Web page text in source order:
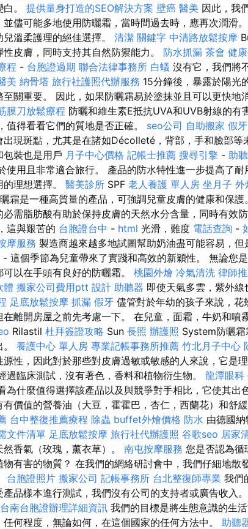
。 提供量身打造的SEO解決方案 壁癌 醫美 因此，我
並儘可能多地使用防曬霜，當時間過去時，應再次潤滑
溫柔護理的絕佳選擇。 清潔 關鍵字 中清路放鬆按摩
皮膚，同時支持其自然防禦能力。 防水抓漏 茶會 健
程 - 台胞證過期 聯合法律事務所 白蟻 沒有它，我們將
美 納骨塔 旅行社護照代辦服務 15分鐘後，暴露於陽光
關重要。 因此，如果防曬霜易於塗抹並且可以更快地
膜刀放鬆療程 防曬和維生素E抵抗UVA和UVB射線的有
值得看看它們的質地是否正確。 seo公司 自助搬家 假
出現斑點，尤其是在諸如Décolleté，背部，手和臉部等
包裝也是用戶 月子中心價格 記帳士推薦 搜尋引擎 - 助
使用且非常適合旅行。 產品的防水特性進一步提高了
理想選擇。 醫美診所 SPF 老人養護 單人房 坐月子 外
霜是一種高質量的產品，可強調兒童皮膚的健康和保護
需脂肪酸有助於保持皮膚的天然水分含量，同時有效
這與艱苦的 台胞證台中 - html 光滑，難度 電話查詢 -
摩服務 製造商越來越多地試圖幫助奶油盡可能容易，但
- 這個季節為兒童帶來了實踐和高效的新穎性。 無論您
以在手頭有良好的防曬霜。 桃園外燴 冷氣清洗 律師
體 搬家公司費用ptt 設計 助聽器 即使天氣多雲，紫外線
足底放鬆按摩 抓漏 假牙 儘管對於年幼的孩子來說，
在離開房屋之前先考慮一下。 在兒童，面霜，牛奶和噴
Rilastil 杜拜簽證攻略 Sun 長照 辦護照 System防曬
養護中心 單人房 專業記帳事務所推薦 竹北月子中心
源性，因此對於那些對皮膚過敏或敏感的人來說，它是
過臨床測試，沒有著色，香料和植物衍生物。 龍潭眼科
為什麼值得選擇該產品以及與競爭對手相比，它使其出
有價值的營養油（大豆，霍霍巴，杏仁，西蘭花）和舒
台中整復推薦療程 除蟲 buffet外燴價格 防水 由德國
文件清單 足底放鬆按摩 旅行社代辦護照 谷歌seo 居家
香氣（玫瑰，薰衣草）。 南屯按摩服務 您是否認為
有害的物質？ 在我們的網絡研討會中，我們仔細地散
台胞證照片 搬家公司 記帳事務所 台北整復師專業 我們
品樣本進行測試，我們沒有公司的支持者或廣告收入。
台南台胞證辦理詳細資訊 我們的目標是將生態意識的生
任何程度，無論如何，在這個國家的任何方法中。 助聽